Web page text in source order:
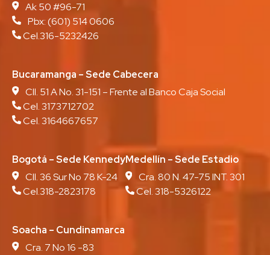
Ak 50 #96-71
Pbx:(601) 514 0606
Cel.316-5232426
Bucaramanga – Sede Cabecera
Cll. 51 A No. 31-151 – Frente al Banco Caja Social
Cel. 3173712702
Cel. 3164667657
Bogotá – Sede Kennedy
Cll. 36 Sur No 78 K-24
Cel.318-2823178
Medellín – Sede Estadio
Cra. 80 N. 47-75 INT. 301
Cel. 318-5326122
Soacha – Cundinamarca
Cra. 7 No 16 -83